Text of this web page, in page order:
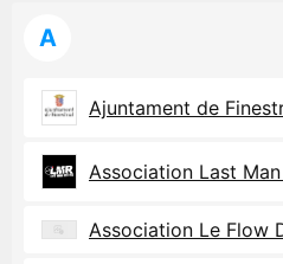
A
Ajuntament de
Association Last
Association Le Flow